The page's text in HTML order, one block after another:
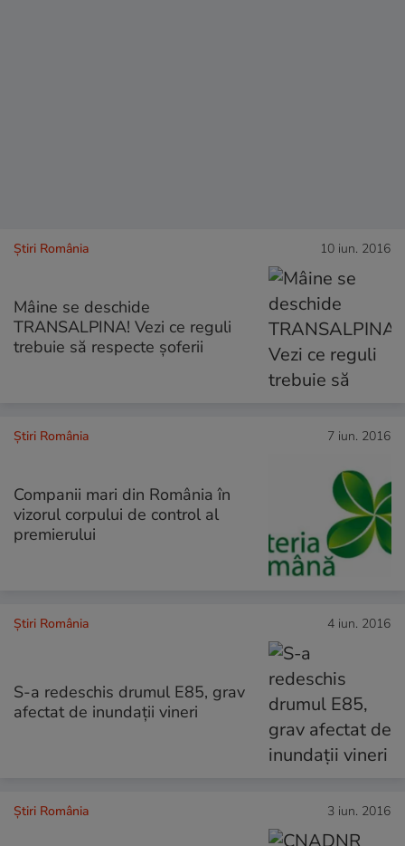
Știri România 10 iun. 2016
Mâine se deschide
TRANSALPINA! Vezi ce reguli
trebuie să respecte șoferii
Știri România 7 iun. 2016
Companii mari din România în
vizorul corpului de control al
premierului
Știri România 4 iun. 2016
S-a redeschis drumul E85, grav
afectat de inundații vineri
Știri România 3 iun. 2016